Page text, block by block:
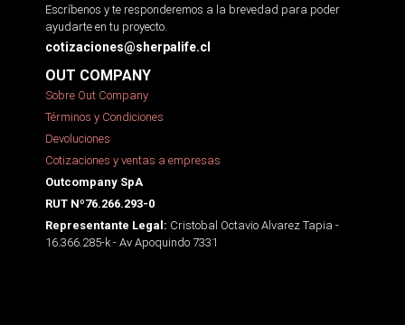
Escríbenos y te responderemos a la brevedad para poder
ayudarte en tu proyecto.
cotizaciones@sherpalife.cl
OUT COMPANY
Sobre Out Company
Términos y Condiciones
Devoluciones
Cotizaciones y ventas a empresas
Outcompany SpA
RUT Nº76.266.293-0
Representante Legal: Cristobal Octavio Alvarez Tapia -
16.366.285-k - Av Apoquindo 7331